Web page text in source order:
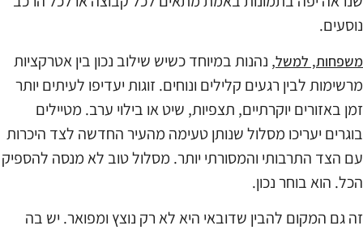
נוסעים.
משפחות, למשל, נהנות במיוחד כשיש שילוב נכון בין אטרקציות
מרשימות לבין רגעים קלילים ונוחים. זוגות יעדיפו לעיתים יותר
זמן באזורים יוקרתיים, תצפיות, שיט או בילוי ערב. מטיילים
בוגרים יעריכו מסלול שנותן טעימה מהעיר החדשה לצד היכרות
עם הצד התרבותי והמסורתי יותר. מסלול טוב לא מנסה להספיק
הכל. הוא בוחר נכון.
זה גם המקום להבין שדובאי היא לא רק נוצץ ומפואר. יש בה